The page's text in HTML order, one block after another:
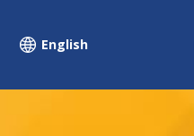
English